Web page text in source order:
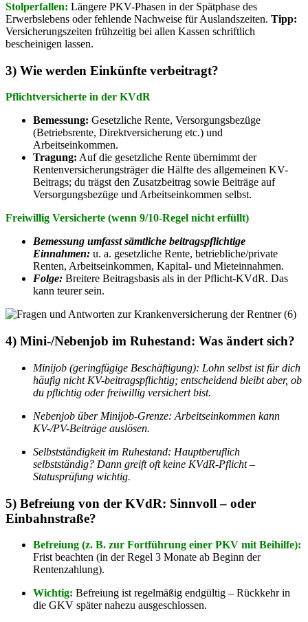
Stolperfallen: Längere PKV-Phasen in der Spätphase des
Erwerbslebens oder fehlende Nachweise für Auslandszeiten. Tipp:
Versicherungszeiten frühzeitig bei allen Kassen schriftlich
bescheinigen lassen.
3) Wie werden Einkünfte verbeitragt?
Pflichtversicherte in der KVdR
Bemessung: Gesetzliche Rente, Versorgungsbezüge
(Betriebsrente, Direktversicherung etc.) und
Arbeitseinkommen.
Tragung: Auf die gesetzliche Rente übernimmt der
Rentenversicherungsträger die Hälfte des allgemeinen KV-
Beitrags; du trägst den Zusatzbeitrag sowie Beiträge auf
Versorgungsbezüge und Arbeitseinkommen selbst.
Freiwillig Versicherte (wenn 9/10-Regel nicht erfüllt)
Bemessung umfasst sämtliche beitragspflichtige
Einnahmen: u. a. gesetzliche Rente, betriebliche/private
Renten, Arbeitseinkommen, Kapital- und Mieteinnahmen.
Folge: Breitere Beitragsbasis als in der Pflicht-KVdR. Das
kann teurer sein.
4) Mini-/Nebenjob im Ruhestand: Was ändert sich?
Minijob (geringfügige Beschäftigung): Lohn selbst ist für dich
häufig nicht KV-beitragspflichtig; entscheidend bleibt aber, ob
du pflichtig oder freiwillig versichert bist.
Nebenjob über Minijob-Grenze: Arbeitseinkommen kann
KV-/PV-Beiträge auslösen.
Selbstständigkeit im Ruhestand: Hauptberuflich
selbstständig? Dann greift oft keine KVdR-Pflicht –
Statusprüfung wichtig.
5) Befreiung von der KVdR: Sinnvoll – oder
Einbahnstraße?
Befreiung (z. B. zur Fortführung einer PKV mit Beihilfe):
Frist beachten (in der Regel 3 Monate ab Beginn der
Rentenzahlung).
Wichtig: Befreiung ist regelmäßig endgültig – Rückkehr in
die GKV später nahezu ausgeschlossen.